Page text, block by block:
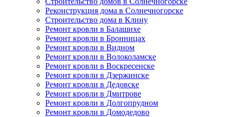
Реконструкция дома в Солнечногорске
Строительство дома в Клину
Ремонт кровли в Балашихе
Ремонт кровли в Бронницах
Ремонт кровли в Видном
Ремонт кровли в Волоколамске
Ремонт кровли в Воскресенске
Ремонт кровли в Дзержинске
Ремонт кровли в Дедовске
Ремонт кровли в Дмитрове
Ремонт кровли в Долгопрудном
Ремонт кровли в Домодедово